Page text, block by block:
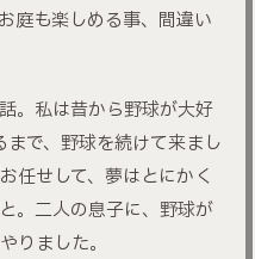
庭も楽しめる事、間違い
。私は昔から野球が大好
で、野球を続けて来まし
任せして、夢はとにかく
。二人の息子に、野球が
りました。